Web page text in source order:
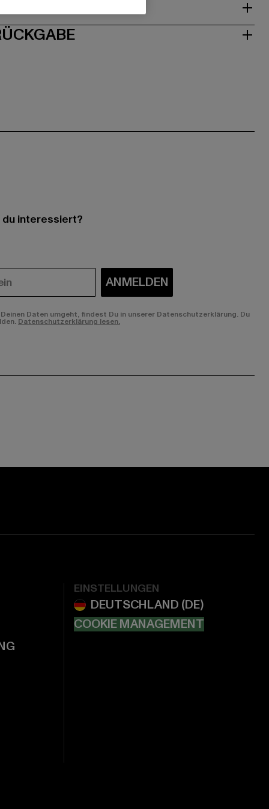
interessiert?
ANMELDEN
Daten umgeht, findest Du in unserer Datenschutzerklärung. Du
Datenschutzerklärung lesen.
EINSTELLUNGEN
COOKIE MANAGEMENT